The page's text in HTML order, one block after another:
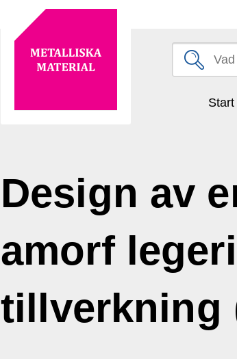
Start
Design av
amorf
tillverkning